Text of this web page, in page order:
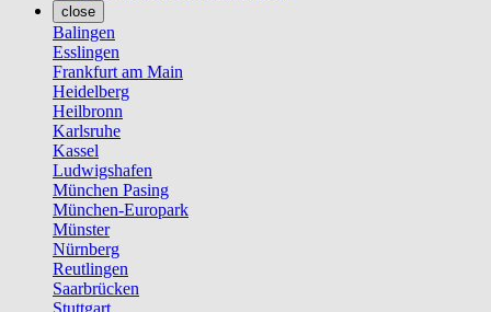
close
Balingen
Esslingen
Frankfurt am Main
Heidelberg
Heilbronn
Karlsruhe
Kassel
Ludwigshafen
München Pasing
München-Europark
Münster
Nürnberg
Reutlingen
Saarbrücken
Stuttgart